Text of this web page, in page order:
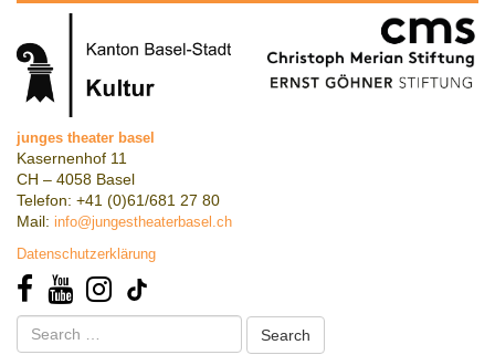
junges theater basel
Kasernenhof 11
CH – 4058 Basel
Telefon: +41 (0)61/681 27 80
Mail: info@jungestheaterbasel.ch
Datenschutzerklärung
Search
for: